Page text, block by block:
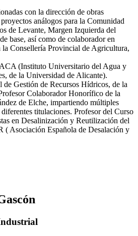
con la dirección de obras
análogos para la Comunidad
de Levante, Margen Izquierda del
base, así como de colaborador en
la Consellería Provincial de Agricultura,
(Instituto Universitario del Agua y
de la Universidad de Alicante).
Gestión de Recursos Hídricos, de la
Colaborador Honorífico de la
de Elche, impartiendo múltiples
titulaciones. Profesor del Curso
en Desalinización y Reutilización del
Asociación Española de Desalación y